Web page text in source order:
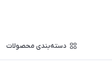
دسته‌بندی محصولات